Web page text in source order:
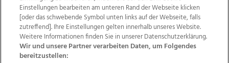
Wir über uns Mediadaten Kontakt
Jobs
Datenschutz
Impressum
AGB Anzeigekunden
AGB Website
Ehrenkodex Politische Werbung
Einstellungen bearbeiten am unteren Rand der Webseite klicken
[oder das schwebende Symbol unten links auf der Webseite, falls
zutreffend]. Ihre Einstellungen gelten innerhalb unseres Website.
Weitere Informationen finden Sie in unserer Datenschutzerklärung.
Wir und unsere Partner verarbeiten Daten, um Folgendes
bereitzustellen: